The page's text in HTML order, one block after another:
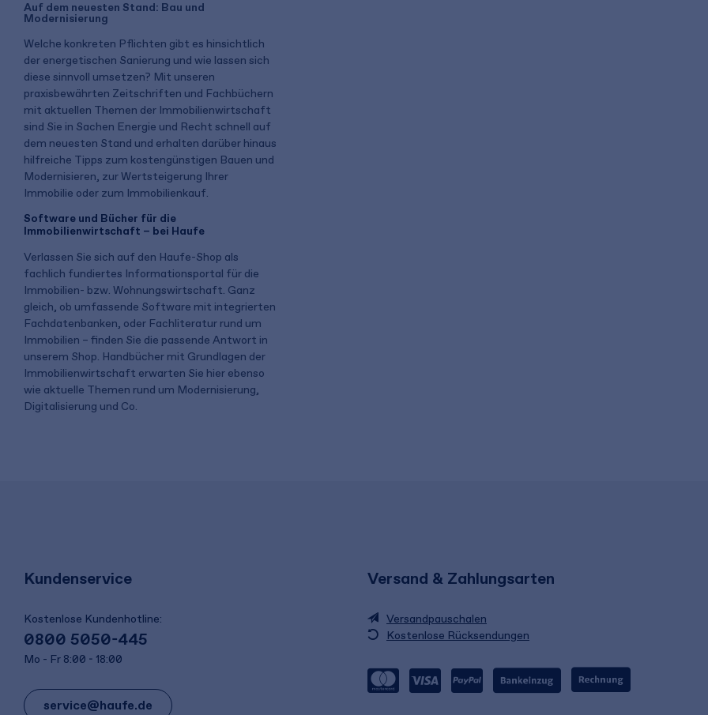
Auf dem neuesten Stand: Bau und
Modernisierung
Welche konkreten Pflichten gibt es hinsichtlich
der energetischen Sanierung und wie lassen sich
diese sinnvoll umsetzen? Mit unseren
praxisbewährten Zeitschriften und Fachbüchern
mit aktuellen Themen der Immobilienwirtschaft
sind Sie in Sachen Energie und Recht schnell auf
dem neuesten Stand und erhalten darüber hinaus
hilfreiche Tipps zum kostengünstigen Bauen und
Modernisieren, zur Wertsteigerung Ihrer
Immobilie oder zum Immobilienkauf.
Software und Bücher für die
Immobilienwirtschaft – bei Haufe
Verlassen Sie sich auf den Haufe-Shop als
fachlich fundiertes Informationsportal für die
Immobilien- bzw. Wohnungswirtschaft. Ganz
gleich, ob umfassende Software mit integrierten
Fachdatenbanken, oder Fachliteratur rund um
Immobilien – finden Sie die passende Antwort in
unserem Shop. Handbücher mit Grundlagen der
Immobilienwirtschaft erwarten Sie hier ebenso
wie aktuelle Themen rund um Modernisierung,
Digitalisierung und Co.
Kundenservice
Kostenlose Kundenhotline:
0800 5050-445
Mo - Fr 8:00 - 18:00
service@haufe.de
Versand & Zahlungsarten
Versandpauschalen
Kostenlose Rücksendungen